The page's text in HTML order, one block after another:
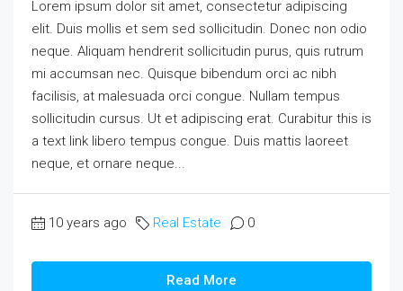
Lorem ipsum dolor sit amet, consectetur adipiscing
elit. Duis mollis et sem sed sollicitudin. Donec non odio
neque. Aliquam hendrerit sollicitudin purus, quis rutrum
mi accumsan nec. Quisque bibendum orci ac nibh
facilisis, at malesuada orci congue. Nullam tempus
sollicitudin cursus. Ut et adipiscing erat. Curabitur this is
a text link libero tempus congue. Duis mattis laoreet
neque, et ornare neque...
10 years ago Real Estate 0
Read More